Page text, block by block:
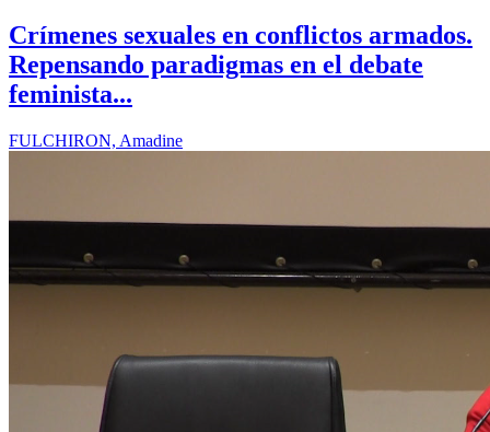
Crímenes sexuales en conflictos armados.
Repensando paradigmas en el debate
feminista...
FULCHIRON, Amadine